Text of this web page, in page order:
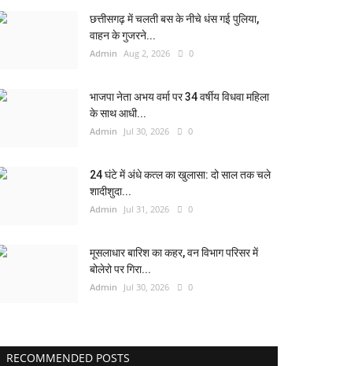
छत्तीसगढ़ में चलती बस के नीचे धंस गई पुलिया,
वाहन के गुजरने...
Admin Aug 2, 2026 0
भाजपा नेता अभय वर्मा पर 34 वर्षीय विधवा महिला
के साथ आधी...
Admin Jul 30, 2026 0
24 घंटे में अंधे कत्ल का खुलासा: दो साल तक चले
शादीशुदा...
Admin Jul 31, 2026 0
मूसलाधार बारिश का कहर, वन विभाग परिसर में
बोलेरो पर गिरा...
Admin Jul 30, 2026 0
RECOMMENDED POSTS